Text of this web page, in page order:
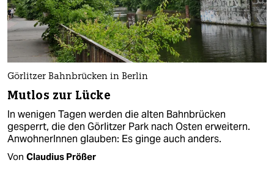
Görlitzer Bahnbrücken in Berlin
Mutlos zur Lücke
In wenigen Tagen werden die alten Bahnbrücken
gesperrt, die den Görlitzer Park nach Osten erweitern.
AnwohnerInnen glauben: Es ginge auch anders.
Von Claudius Prößer